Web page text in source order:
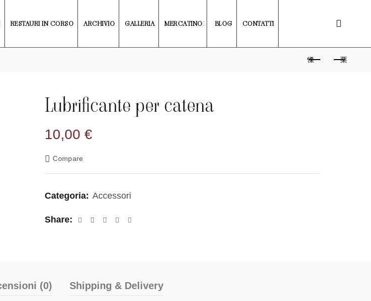
RESTAURI IN CORSO ARCHIVIO GALLERIA MERCATINO BLOG CONTATTI
Lubrificante per catena
10,00 €
Compare
Categoria: Accessori
Share
(0) Shipping & Delivery